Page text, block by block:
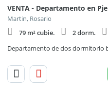
Martin, Rosario
79 m² cubie.
2 dorm.
Departamento de dos dormitorio